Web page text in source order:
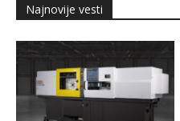
Najnovije vesti